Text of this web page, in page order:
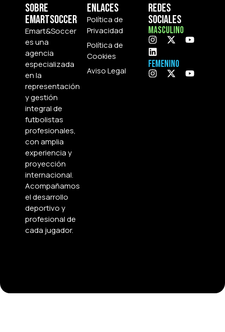
Sobre
Emartsoccer
Emart&Soccer
es una
agencia
especializada
en la
representación
y gestión
integral de
futbolistas
profesionales,
con amplia
experiencia y
proyección
internacional.
Acompañamos
el desarrollo
deportivo y
profesional de
cada jugador.
Enlaces
Política de
Privacidad
Política de
Cookies
Aviso Legal
Redes
Sociales
Masculino
Femenino